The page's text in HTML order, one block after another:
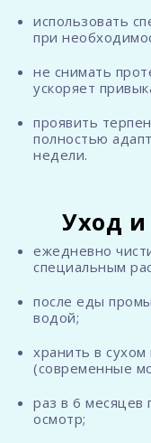
использовать
при
не снимать
ускоряет
проявить
полностью
недели.
Уход
ежедневно
специальным
после еды
водой;
хранить в
(современные
раз в 6 месяцев
осмотр;